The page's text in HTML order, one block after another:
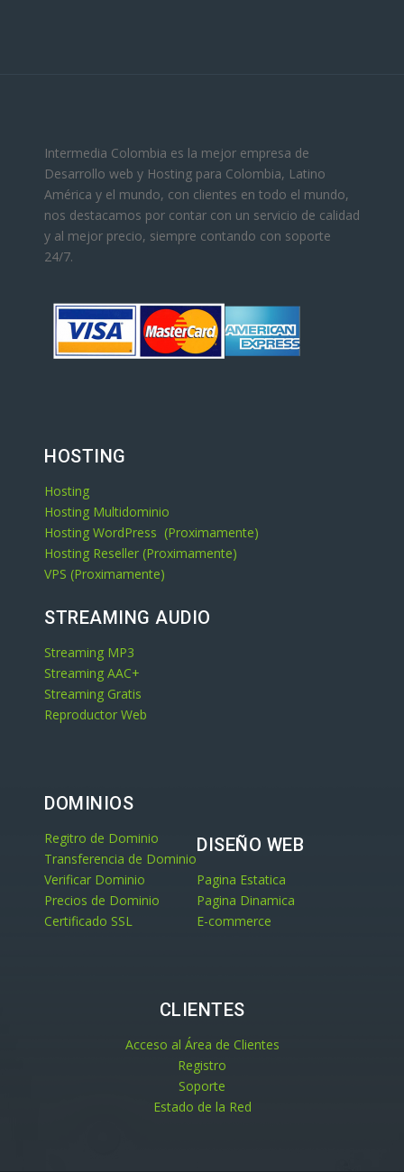
Intermedia Colombia es la mejor empresa de
Desarrollo web y Hosting para Colombia, Latino
América y el mundo, con clientes en todo el mundo,
nos destacamos por contar con un servicio de calidad
y al mejor precio, siempre contando con soporte
24/7.
HOSTING
Hosting
Hosting Multidominio
Hosting WordPress (Proximamente)
Hosting Reseller (Proximamente)
VPS (Proximamente)
STREAMING AUDIO
Streaming MP3
Streaming AAC+
Streaming Gratis
Reproductor Web
DOMINIOS
Regitro de Dominio
Transferencia de Dominio
Verificar Dominio
Precios de Dominio
Certificado SSL
DISEÑO WEB
Pagina Estatica
Pagina Dinamica
E-commerce
CLIENTES
Acceso al Área de Clientes
Registro
Soporte
Estado de la Red